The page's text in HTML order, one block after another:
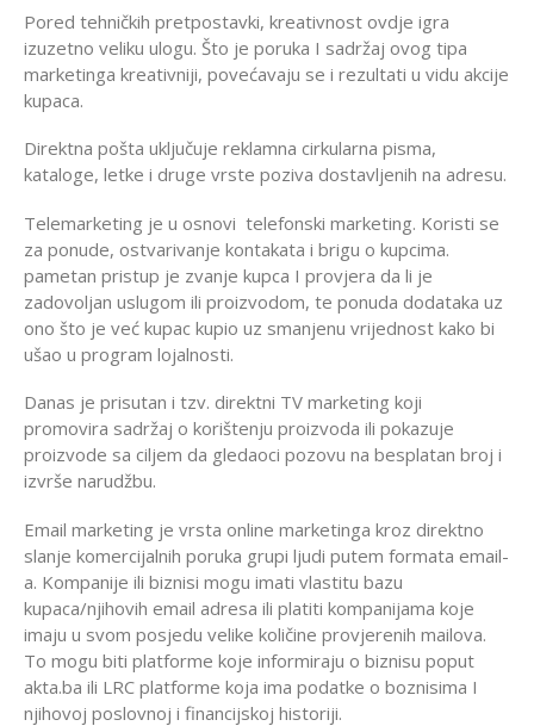
Pored tehničkih pretpostavki, kreativnost ovdje igra
izuzetno veliku ulogu. Što je poruka I sadržaj ovog tipa
marketinga kreativniji, povećavaju se i rezultati u vidu akcije
kupaca.
Direktna pošta uključuje reklamna cirkularna pisma,
kataloge, letke i druge vrste poziva dostavljenih na adresu.
Telemarketing je u osnovi telefonski marketing. Koristi se
za ponude, ostvarivanje kontakata i brigu o kupcima.
pametan pristup je zvanje kupca I provjera da li je
zadovoljan uslugom ili proizvodom, te ponuda dodataka uz
ono što je već kupac kupio uz smanjenu vrijednost kako bi
ušao u program lojalnosti.
Danas je prisutan i tzv. direktni TV marketing koji
promovira sadržaj o korištenju proizvoda ili pokazuje
proizvode sa ciljem da gledaoci pozovu na besplatan broj i
izvrše narudžbu.
Email marketing je vrsta online marketinga kroz direktno
slanje komercijalnih poruka grupi ljudi putem formata email-
a. Kompanije ili biznisi mogu imati vlastitu bazu
kupaca/njihovih email adresa ili platiti kompanijama koje
imaju u svom posjedu velike količine provjerenih mailova.
To mogu biti platforme koje informiraju o biznisu poput
akta.ba ili LRC platforme koja ima podatke o boznisima I
njihovoj poslovnoj i financijskoj historiji.